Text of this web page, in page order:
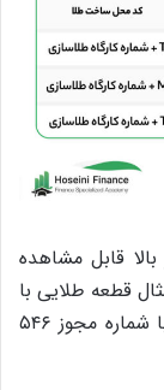
قابل مشاهده
قطعه طلایی با
کد E546 در شهر اصفهان و در واحد تولیدی با شماره مجوز ۵۴۶